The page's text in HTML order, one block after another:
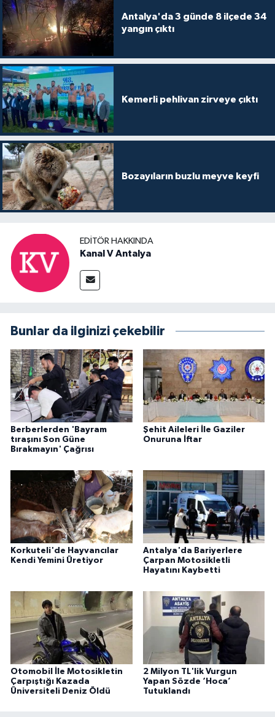
Antalya'da 3 günde 8 ilçede 34
yangın çıktı
Kemerli pehlivan zirveye çıktı
Bozayıların buzlu meyve keyfi
EDITÖR HAKKINDA
Kanal V Antalya
Bunlar da ilginizi çekebilir
Berberlerden 'Bayram
tıraşını Son Güne
Bırakmayın' Çağrısı
Şehit Aileleri İle Gaziler
Onuruna İftar
Korkuteli'de Hayvancılar
Kendi Yemini Üretiyor
Antalya'da Bariyerlere
Çarpan Motosikletli
Hayatını Kaybetti
Otomobil İle Motosikletin
Çarpıştığı Kazada
Üniversiteli Deniz Öldü
2 Milyon TL'lik Vurgun
Yapan Sözde ‘Hoca’
Tutuklandı